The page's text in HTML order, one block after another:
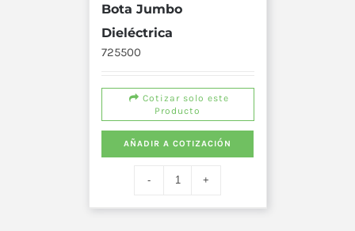
Bota Jumbo
Dieléctrica
725500
Cotizar solo este
Producto
AÑADIR A COTIZACIÓN